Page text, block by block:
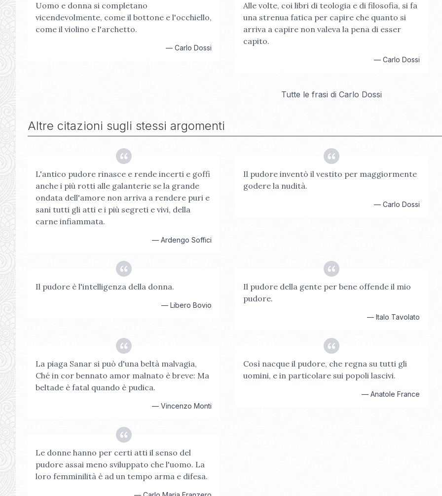
Uomo e donna si completano
vicendevolmente, come il bottone e l'occhiello,
come il violino e l'archetto.
—Carlo Dossi
Alle volte, coi libri di teologia e di filosofia, si fa
una strenua fatica per capire che quanto si
arriva a capire non valeva la pena di esser
capito.
— Carlo Dossi
Tutte le frasi di Carlo Dossi
Altre citazioni sugli stessi argomenti
L'antico pudore rinasce e rende incerti e goffi
anche i più rotti alle galanterie se la grande
ondata dell'amore non arriva a rendere puri e
sani tutti gli atti e i più segreti e vivi, della
carne infiammata.
—Ardengo Soffici
Il pudore inventò il vestito per maggiormente
godere la nudità.
— Carlo Dossi
Il pudore è l'intelligenza della donna.
—Libero Bovio
Il pudore della gente per bene offende il mio
pudore.
— Italo Tavolato
La piaga Sanar si può d'una beltà malvagia,
Ché in cor bennato amor malnato è breve: Ma
beltade è fatal quando è pudica.
—Vincenzo Monti
Così nacque il pudore, che regna su tutti gli
uomini, e in particolare sui popoli lascivi.
— Anatole France
Le donne hanno per certi atti il senso del
pudore assai meno sviluppato che l'uomo. La
loro femminilità è ad un tempo arma e difesa.